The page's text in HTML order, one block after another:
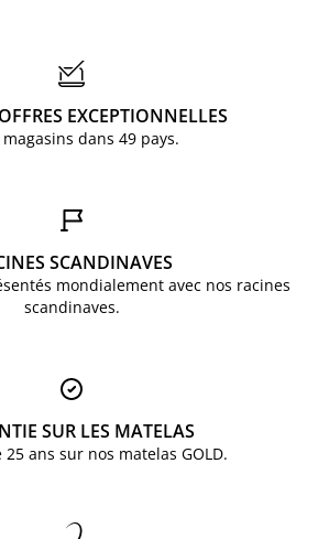
EXCEPTIONNELLES
magasins dans 49 pays.
SCANDINAVES
mondialement avec nos racines
scandinaves.
SUR LES MATELAS
ans sur nos matelas GOLD.